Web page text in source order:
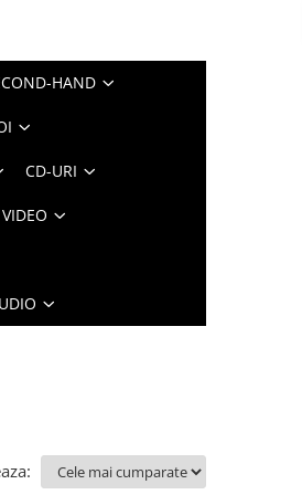
HAND
CD-URI
VIDEO